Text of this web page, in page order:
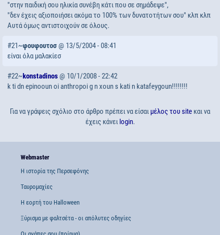
"στην παιδική σου ηλικία συνέβη κάτι που σε σημάδεψε",
"δεν έχεις αξιοποιήσει ακόμα το 100% των δυνατοτήτων σου" κλπ κλπ
Αυτά όμως αντιστοιχούν σε όλους.
#21~φουφουτοσ@ 13/5/2004 - 08:41
είναι όλα μαλακίεσ
#22~konstadinos @ 10/1/2008 - 22:42
k ti dn epinooun oi anthropoi g n xoun s kati n katafeygoun!!!!!!!!
Για να γράψεις σχόλιο στο άρθρο πρέπει να είσαι μέλος του site και να
έχεις κάνει login.
Webmaster
Η ιστορία της Περσεφόνης
Ταυρομαχίες
Η εορτή του Halloween
Ξύρισμα με φαλτσέτα - οι απόλυτες οδηγίες